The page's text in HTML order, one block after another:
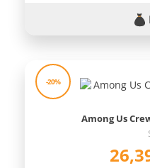
-20%
Among Us